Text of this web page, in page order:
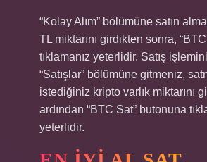
“Kolay Alım” bölümüne satın
TL miktarını girdikten sonra,
tıklamanız yeterlidir. Satış
“Satışlar” bölümüne gitmeniz,
istediğiniz kripto varlık miktarını
ardından “BTC Sat” butonuna
yeterlidir.